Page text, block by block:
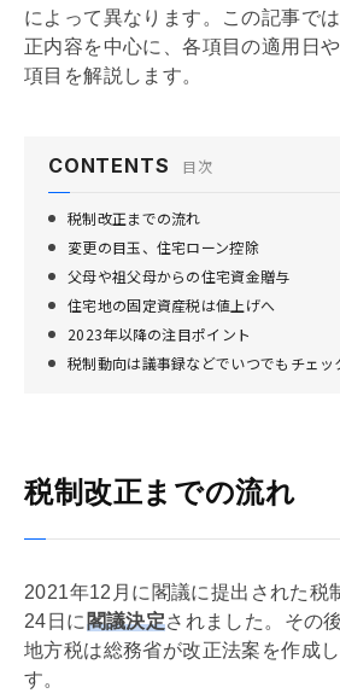
によって異なります。この記事で
正内容を中心に、各項目の適用日
項目を解説します。
CONTENTS 目次
税制改正までの流れ
変更の目玉、住宅ローン控除
父母や祖父母からの住宅資金贈与
住宅地の固定資産税は値上げへ
2023年以降の注目ポイント
税制動向は議事録などでいつでもチェッ
税制改正までの流れ
2021年12月に閣議に提出された税
24日に閣議決定されました。その
地方税は総務省が改正法案を作成し
す。